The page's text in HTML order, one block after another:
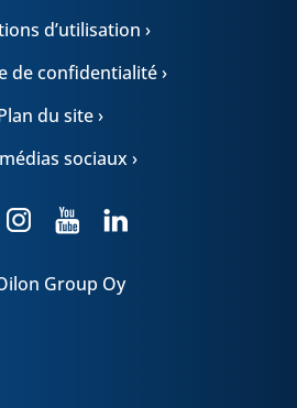
d’utilisation ›
de confidentialité ›
du site ›
sociaux ›
Group Oy